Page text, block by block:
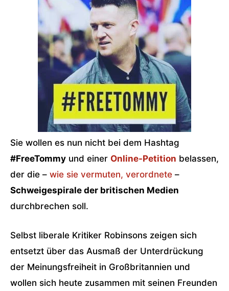
Sie wollen es nun nicht bei dem Hashtag
#FreeTommy und einer Online-Petition belassen,
der die – wie sie vermuten, verordnete –
Schweigespirale der britischen Medien
durchbrechen soll.
Selbst liberale Kritiker Robinsons zeigen sich
entsetzt über das Ausmaß der Unterdrückung
der Meinungsfreiheit in Großbritannien und
wollen sich heute zusammen mit seinen Freunden